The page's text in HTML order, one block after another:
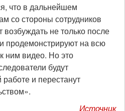
что в дальнейшем
со стороны сотрудников
не только после
продемонстрируют на всю
ним видео. Но это
будут
и перестанут
Источник